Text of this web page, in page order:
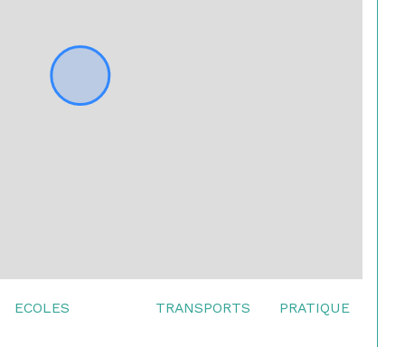
ECOLES TRANSPORTS PRATIQUE